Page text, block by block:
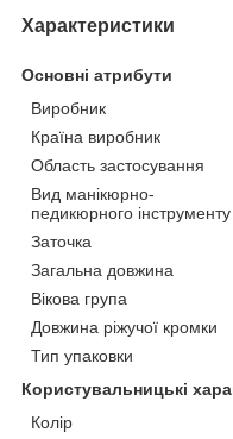
Характеристики
Основні атрибути
Виробник
Країна виробник
Область застосування
Вид манікюрно-
педикюрного інструменту
Заточка
Загальна довжина
Вікова група
Довжина ріжучої кромки
Тип упаковки
Користувальницькі
Колір